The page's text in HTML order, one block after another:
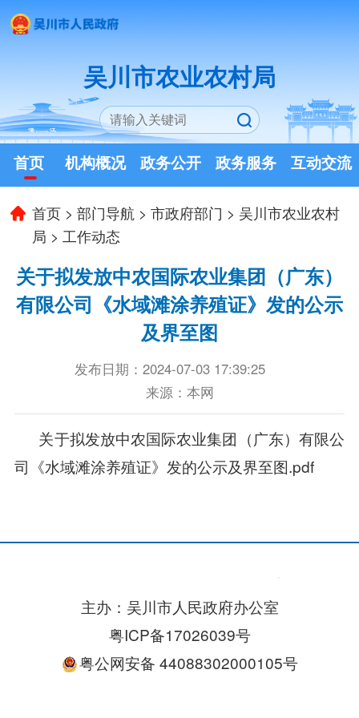
吴川市农业农村局
首页 机构概况 政务公开 政务服务 互动交流
首页 >部门导航 >市政府部门 > 吴川市农业农村
局 > 工作动态
关于拟发放中农国际农业集团（广东）
有限公司《水域滩涂养殖证》发的公示
及界至图
发布日期：2024-07-03 17:39:25
来源：本网
关于拟发放中农国际农业集团（广东）有限公
司《水域滩涂养殖证》发的公示及界至图.pdf
主办：吴川市人民政府办公室
粤ICP备17026039号
粤公网安备 44088302000105号